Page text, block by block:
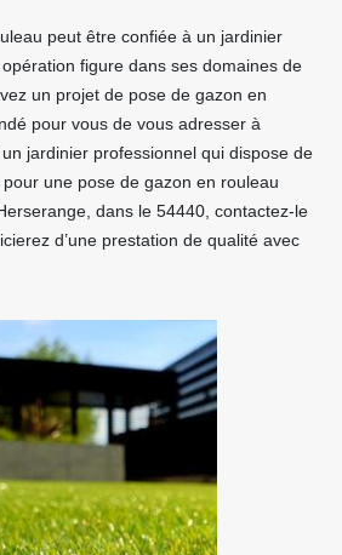
peut être confiée à un jardinier
figure dans ses domaines de
un projet de pose de gazon en
pour vous de vous adresser à
jardinier professionnel qui dispose de
une pose de gazon en rouleau
dans le 54440, contactez-le
d’une prestation de qualité avec